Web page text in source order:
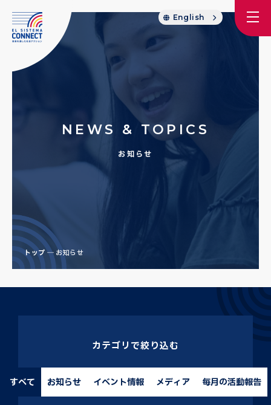
English
NEWS & TOPICS
お知らせ
トップ お知らせ
カテゴリで絞り込む
すべて お知らせ イベント情報 メディア 毎月の活動報告